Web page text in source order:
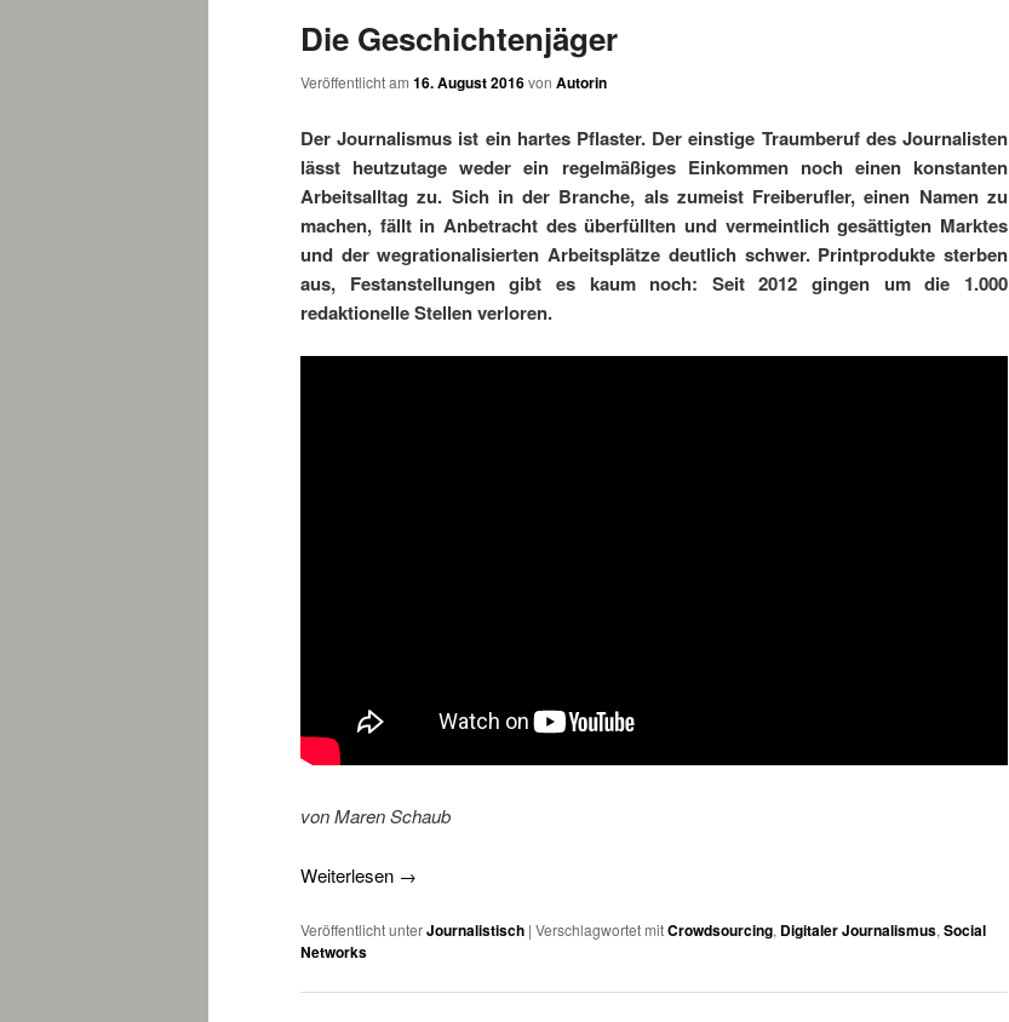
wechseln
Die Geschichtenjäger
Veröffentlicht am 16. August 2016von Autorin
Der Journalismus ist ein hartes Pflaster. Der einstige Traumberuf des Journalisten
lässt heutzutage weder ein regelmäßiges Einkommen noch einen konstanten
Arbeitsalltag zu. Sich in der Branche, als zumeist Freiberufler, einen Namen zu
machen, fällt in Anbetracht des überfüllten und vermeintlich gesättigten Marktes
und der wegrationalisierten Arbeitsplätze deutlich schwer. Printprodukte sterben
aus, Festanstellungen gibt es kaum noch: Seit 2012 gingen um die 1.000
redaktionelle Stellen verloren.
von Maren Schaub
Weiterlesen →
Veröffentlicht unterJournalistisch | Verschlagwortet mitCrowdsourcing, Digitaler Journalismus, Social
Networks